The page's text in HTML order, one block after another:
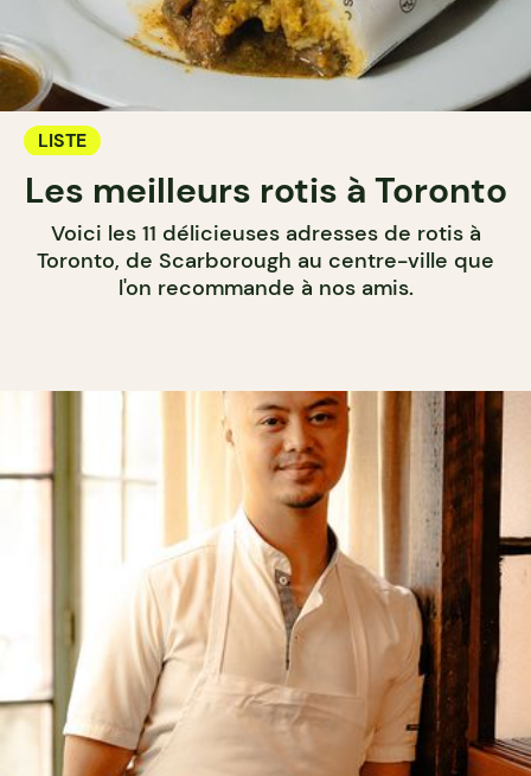
LISTE
Les meilleurs rotis à Toronto
Voici les 11 délicieuses adresses de rotis à
Toronto, de Scarborough au centre-ville que
l'on recommande à nos amis.